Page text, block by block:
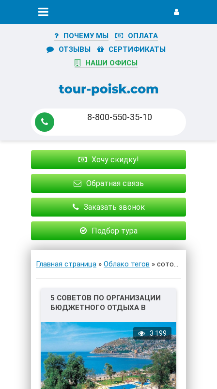
ПОЧЕМУ МЫ
ОПЛАТА
ОТЗЫВЫ
СЕРТИФИКАТЫ
НАШИ ОФИСЫ
8-800-550-35-10
Хочу скидку!
Обратная связь
Заказать звонок
Подбор тура
Главная страница » Облако тегов » сотовая связь
5 СОВЕТОВ ПО ОРГАНИЗАЦИИ
БЮДЖЕТНОГО ОТДЫХА В
3 199